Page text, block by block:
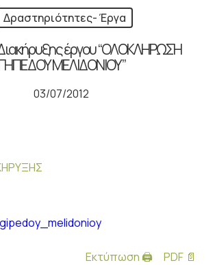
Δραστηριότητες- Έργα
έργου “ΟΛΟΚΛΗΡΩΣΗ
ΜΕΛΙΔΟΝΙΟΥ”
03/07/2012
Εκτύπωση 🖨 PDF 📄